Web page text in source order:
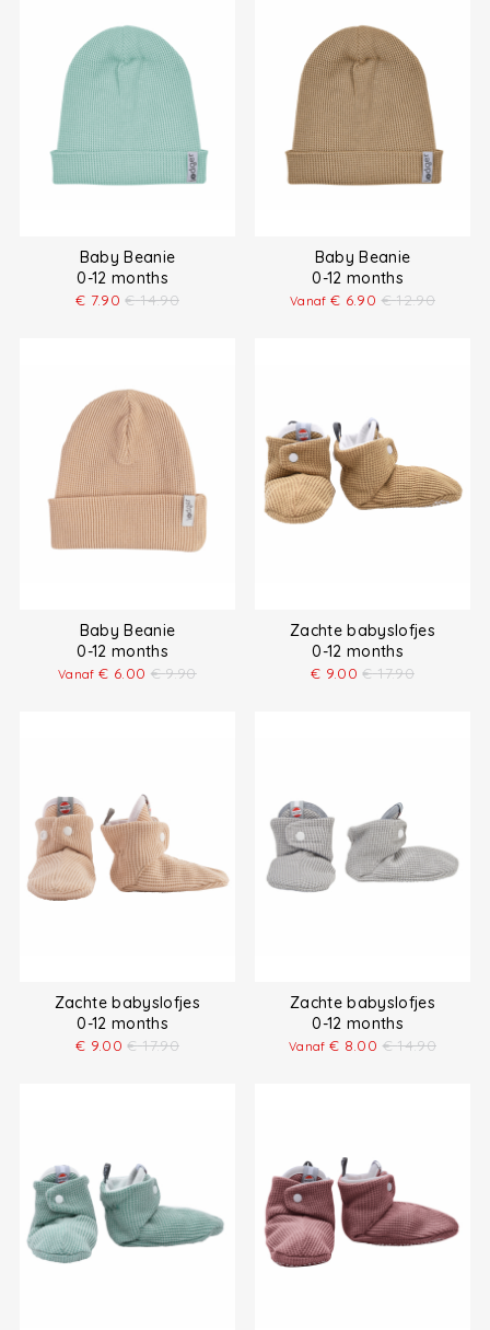
Baby Beanie
0-12 months
€ 7.90 € 14.90
Baby Beanie
0-12 months
Vanaf€ 6.90 € 12.90
Baby Beanie
0-12 months
Vanaf€ 6.00 € 9.90
Zachte babyslofjes
0-12 months
€ 9.00 € 17.90
Zachte babyslofjes
0-12 months
€ 9.00 € 17.90
Zachte babyslofjes
0-12 months
Vanaf€ 8.00 € 14.90